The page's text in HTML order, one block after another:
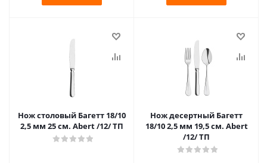
Нож столовый Багетт 18/10
2,5 мм 25 см. Abert /12/ ТП
Нож десертный Багетт
18/10 2,5 мм 19,5 см. Abert
/12/ ТП